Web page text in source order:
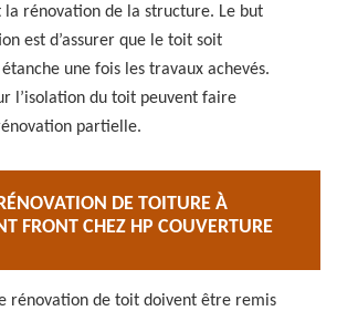
la rénovation de la structure. Le but
est d’assurer que le toit soit
une fois les travaux achevés.
l’isolation du toit peuvent faire
partielle.
DE TOITURE À
FRONT CHEZ HP COUVERTURE
rénovation de toit doivent être remis